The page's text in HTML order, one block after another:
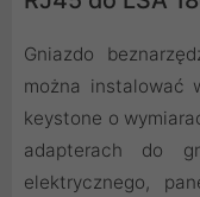
Gniazdo
można instalować
keystone o
adapterach do
elektrycznego,